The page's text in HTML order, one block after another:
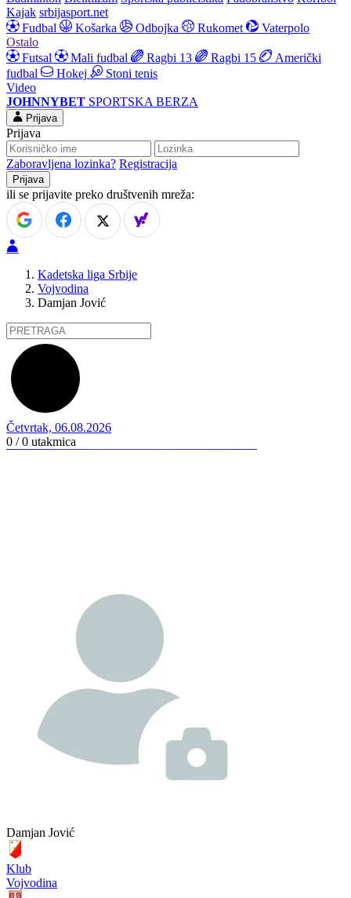
Kajak srbijasport.net
Fudbal
Košarka Odbojka Rukomet
Vaterpolo
Ostalo
Futsal
Mali fudbal Ragbi 13 Ragbi 15
Američki
fudbal
Hokej
Stoni tenis
Video
JOHNNYBET SPORTSKA BERZA
Prijava
Prijava
Zaboravljena lozinka? Registracija
ili se prijavite preko društvenih mreža:
Kadetska liga Srbije
Vojvodina
Damjan Jović
Četvrtak, 06.08.2026
0 / 0 utakmica
Damjan Jović
Klub
Vojvodina